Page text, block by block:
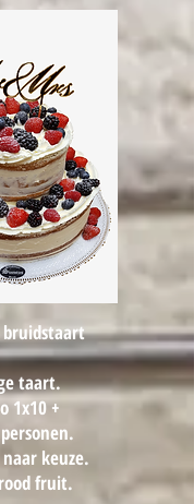
bruidstaart
taart.
1x10 +
keuze.
fruit.